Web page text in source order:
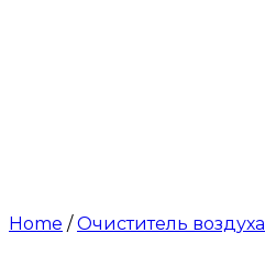
Home / Очиститель воздуха